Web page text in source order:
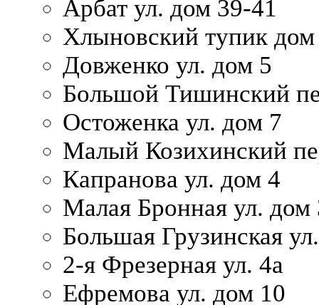
Арбат ул. дом 39-41
Хлыновский тупик
Довженко ул. дом 5
Большой Тишинский
Остоженка ул. дом 7
Малый Козихинский
Капранова ул. дом 4
Малая Бронная ул. дом
Большая Грузинская
2-я Фрезерная ул. 4а
Ефремова ул. дом 10